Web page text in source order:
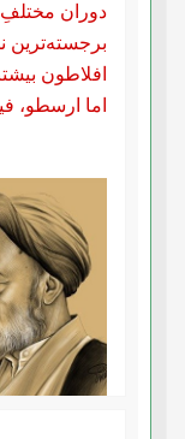
دوران
برجسته‌ترین
افلاطون
اما ارسطو،